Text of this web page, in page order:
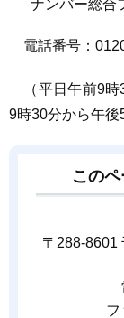
ナンバー総合
電話番号：
（平日午前9時
9時30分から午後
この
〒288-8601
フ